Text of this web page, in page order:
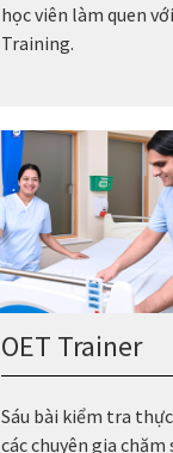
học viên làm quen
Training.
OET Trainer
Sáu bài kiểm tra
các chuyên gia